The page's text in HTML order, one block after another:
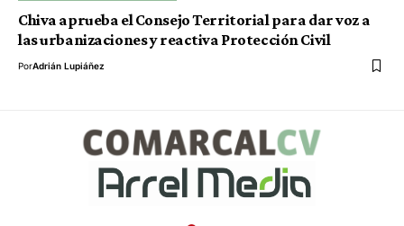
Chiva aprueba el Consejo Territorial para dar voz a
las urbanizaciones y reactiva Protección Civil
PorAdrián Lupiáñez